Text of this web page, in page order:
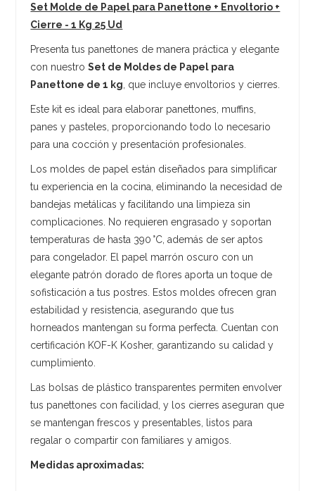
Set Molde de Papel para Panettone + Envoltorio +
Cierre - 1 Kg 25 Ud
Presenta tus panettones de manera práctica y elegante
con nuestroSet de Moldes de Papel para
Panettone de 1 kg , que incluye envoltorios y cierres.
Este kit es ideal para elaborar panettones, muffins,
panes y pasteles, proporcionando todo lo necesario
para una cocción y presentación profesionales.
Los moldes de papel están diseñados para simplificar
tu experiencia en la cocina, eliminando la necesidad de
bandejas metálicas y facilitando una limpieza sin
complicaciones. No requieren engrasado y soportan
temperaturas de hasta 390 °C, además de ser aptos
para congelador. El papel marrón oscuro con un
elegante patrón dorado de flores aporta un toque de
sofisticación a tus postres. Estos moldes ofrecen gran
estabilidad y resistencia, asegurando que tus
horneados mantengan su forma perfecta. Cuentan con
certificación KOF-K Kosher, garantizando su calidad y
cumplimiento.
Las bolsas de plástico transparentes permiten envolver
tus panettones con facilidad, y los cierres aseguran que
se mantengan frescos y presentables, listos para
regalar o compartir con familiares y amigos.
Medidas aproximadas: